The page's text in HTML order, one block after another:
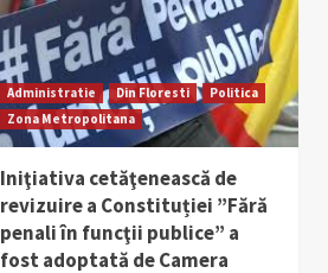
Administratie Din Floresti
Politica
Zona Metropolitana
Iniţiativa cetăţenească de
revizuire a Constituției ”Fără
penali în funcţii publice” a
fost adoptată de Camera